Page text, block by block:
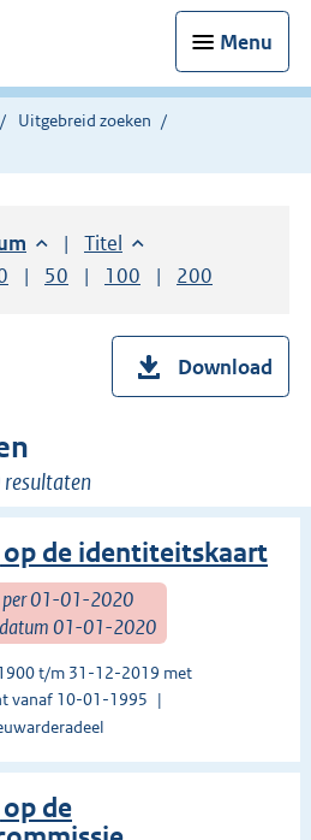
Menu
Uitgebreid zoeken
op:
aflopendSorteer op:
Titel oplopend
per pagina
resultaten per pagina
Toon
50 resultaten per pagina
Toon
100 resultaten per
Toon
200
Download
de identiteitskaart
per 01-01-2020
01-01-2020
t/m 31-12-2019 met
vanaf 10-01-1995
de